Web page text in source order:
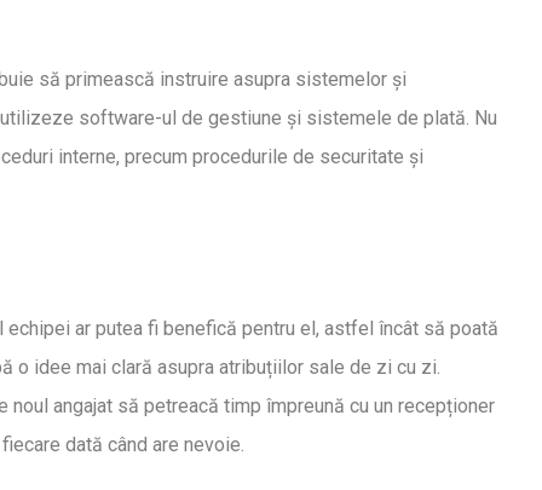
să primească instruire asupra sistemelor și
software-ul de gestiune și sistemele de plată. Nu
interne, precum procedurile de securitate și
ar putea fi benefică pentru el, astfel încât să poată
idee mai clară asupra atribuțiilor sale de zi cu zi.
angajat să petreacă timp împreună cu un recepționer
dată când are nevoie.